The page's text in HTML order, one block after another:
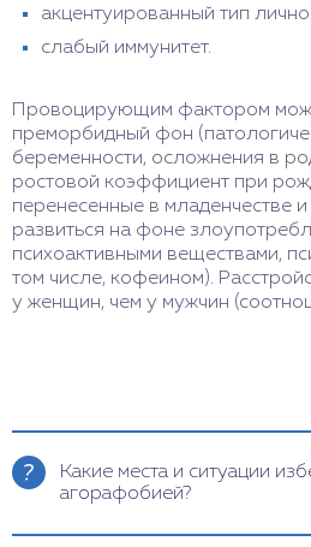
акцентуированный тип
слабый иммунитет.
Провоцирующим фактором
преморбидный фон
беременности, осложнения в
ростовой коэффициент при
перенесенные в младенчестве
развиться на фоне
психоактивными веществами,
том числе, кофеином).
у женщин, чем у мужчин
Какие места и ситуации
агорафобией?
Больной часто чувствует